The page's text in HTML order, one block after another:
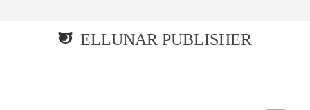
ELLUNAR PUBLISHER